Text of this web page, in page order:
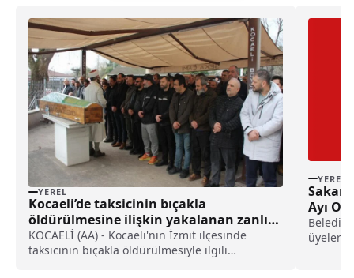
YEREL
Kocaeli’de taksicinin bıçakla
öldürülmesine ilişkin yakalanan zanlı
tutuklandı haberi
KOCAELİ (AA) - Kocaeli'nin İzmit ilçesinde
taksicinin bıçakla öldürülmesiyle ilgili
YEREL
Ayı